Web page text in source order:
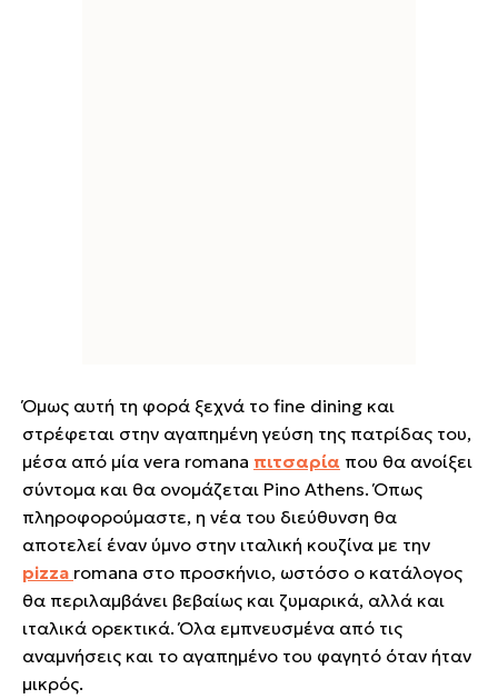
Όμως αυτή τη φορά ξεχνά το fine dining και
στρέφεται στην αγαπημένη γεύση της πατρίδας του,
μέσα από μία vera romana πιτσαρία που θα ανοίξει
σύντομα και θα ονομάζεται Pino Athens. Όπως
πληροφορούμαστε, η νέα του διεύθυνση θα
αποτελεί έναν ύμνο στην ιταλική κουζίνα με την
pizza romana στο προσκήνιο, ωστόσο ο κατάλογος
θα περιλαμβάνει βεβαίως και ζυμαρικά, αλλά και
ιταλικά ορεκτικά. Όλα εμπνευσμένα από τις
αναμνήσεις και το αγαπημένο του φαγητό όταν ήταν
μικρός.